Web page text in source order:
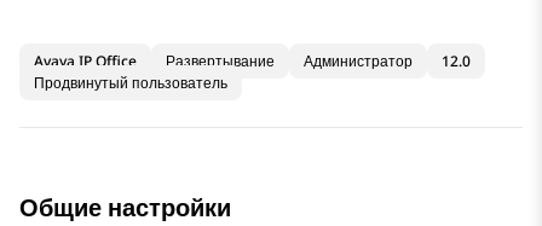
Avaya IP Office Развертывание Администратор
12.0
Продвинутый пользователь
Общие настройки